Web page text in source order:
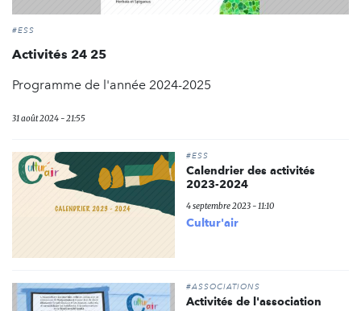
#ESS
Activités 24 25
Programme de l'année 2024-2025
31 août 2024 - 21:55
#ESS
Calendrier des activités
2023-2024
4 septembre 2023 - 11:10
Cultur'air
#ASSOCIATIONS
Activités de l'association